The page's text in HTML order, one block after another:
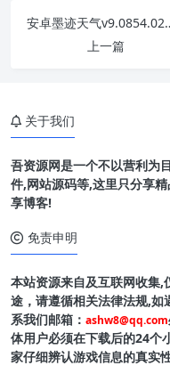
安卓墨迹天
上一篇
关于我们
吾资源网是一个不以营利为
件,网站源码等,这里只分享
享博客!
免责申明
本站资源来自及互联网收集,
途，请遵循相关法律法规,
系我们邮箱： ashw8@qq.com
体用户必须在下载后的24个
家仔细辨认游戏信息的真实